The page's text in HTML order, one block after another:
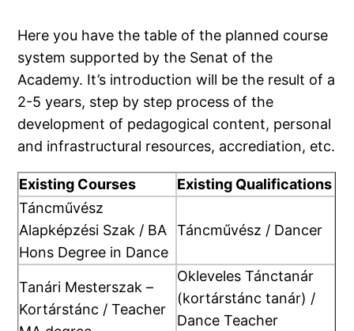
Here you have the table of the planned course
system supported by the Senat of the
Academy. It’s introduction will be the result of a
2-5 years, step by step process of the
development of pedagogical content, personal
and infrastructural resources, accrediation, etc.
Existing Courses
Existing Qualifications
Táncművész
Alapképzési Szak / BA
Hons Degree in Dance
Táncművész / Dancer
Tanári Mesterszak –
Kortárstánc / Teacher
Okleveles Tánctanár
(kortárstánc tanár) /
Dance Teacher